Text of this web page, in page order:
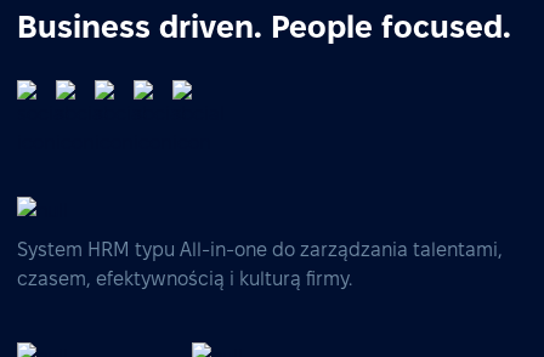
Business driven. People focused.
System HRM typu All-in-one do zarządzania talentami,
czasem, efektywnością i kulturą firmy.